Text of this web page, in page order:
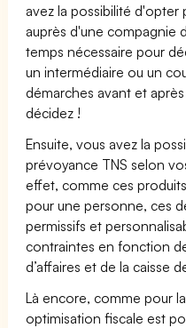
avez la possibilité d'opter
auprès d'une compagnie
temps nécessaire pour
un intermédiaire ou un
démarches avant et
décidez !
Ensuite, vous avez la
prévoyance TNS selon
effet, comme ces
pour une personne, ces
permissifs et
contraintes en fonction
d’affaires et de la caisse
Là encore, comme pour
optimisation fiscale est